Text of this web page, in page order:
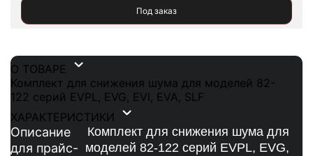
Под заказ
О ТОВАРЕ
Комплект для снижения шума для моделей 82-
122 серий EVPL, EVG, EVI, EVA, SLF
ХАРАКТЕРИСТИКИ
Описание
для прайс-
Комплект для снижения шума для
моделей 82-122 серий EVPL, EVG,